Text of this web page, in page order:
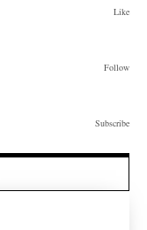
Like
Follow
Subscribe